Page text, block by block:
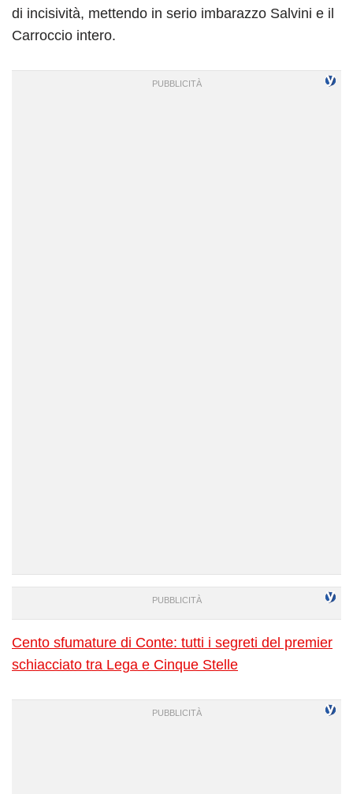
di incisività, mettendo in serio imbarazzo Salvini e il
Carroccio intero.
Cento sfumature di Conte: tutti i segreti del premier
schiacciato tra Lega e Cinque Stelle